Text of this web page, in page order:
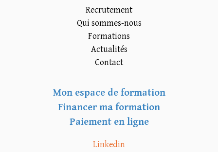
Recrutement
Qui sommes-nous
Formations
Actualités
Contact
Mon espace de formation
Financer ma formation
Paiement en ligne
Linkedin